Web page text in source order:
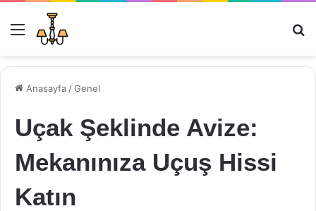
Menü
Anasayfa /Genel
Uçak Şeklinde Avize:
Mekanınıza Uçuş Hissi
Katın